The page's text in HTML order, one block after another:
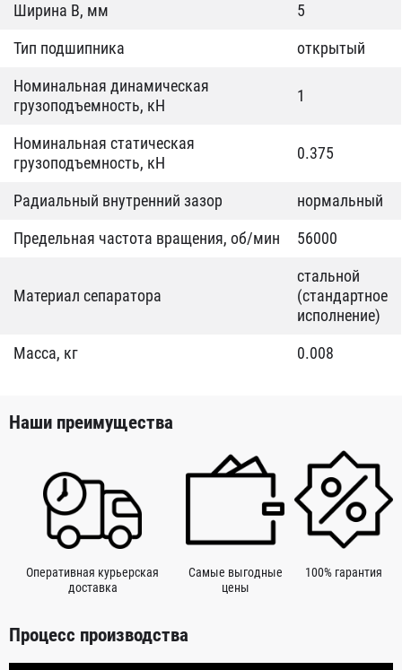
Ширина B, мм
5
Тип подшипника
открытый
Номинальная динамическая
грузоподъемность, кН
1
Номинальная статическая
грузоподъемность, кН
0.375
Радиальный внутренний зазор
нормальный
Предельная частота вращения, об/мин
56000
Материал сепаратора
стальной
(стандартное
исполнение)
Масса, кг
0.008
Наши преимущества
Оперативная курьерская
доставка
Самые выгодные
цены
100% гарантия
Процесс производства